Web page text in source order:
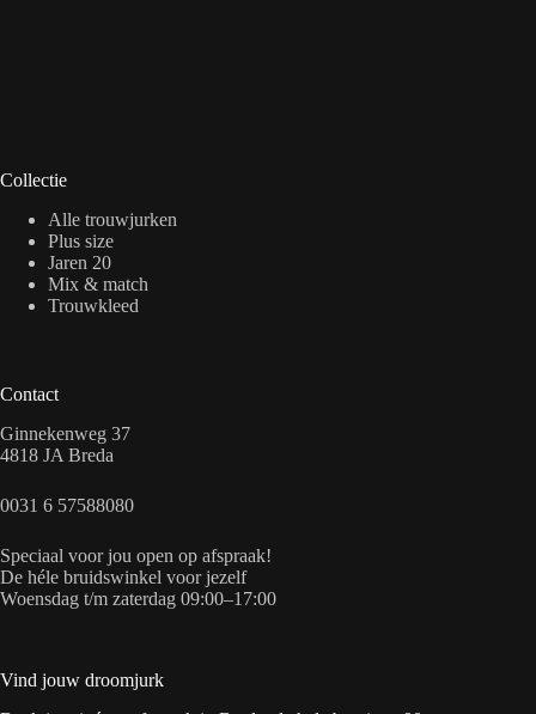
Collectie
Alle trouwjurken
Plus size
Jaren 20
Mix & match
Trouwkleed
Contact
Ginnekenweg 37
4818 JA Breda
0031 6 57588080
Speciaal voor jou open op afspraak!
De héle bruidswinkel voor jezelf
Woensdag t/m zaterdag 09:00–17:00
Vind jouw droomjurk